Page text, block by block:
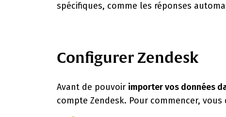
spécifiques, comme les réponses
Configurer Zendesk
Avant de pouvoir importer vos données
compte Zendesk. Pour commencer, vous